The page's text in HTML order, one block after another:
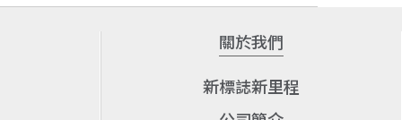
關於我們
新標誌新里程